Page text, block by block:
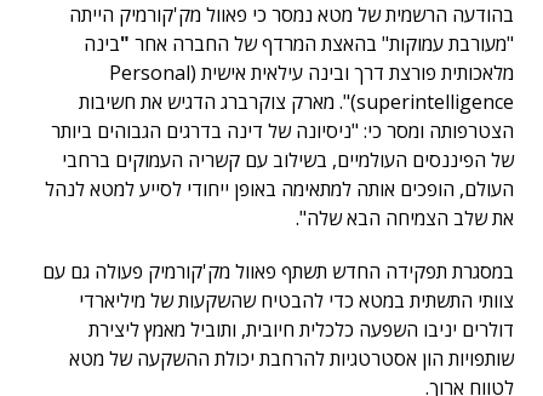
בהודעה הרשמית של מטא נמסר כי פאוול מק'קורמיק הייתה
"מעורבת עמוקות" בהאצת המרדף של החברה אחר "בינה
מלאכותית פורצת דרך ובינה עילאית אישית (Personal
superintelligence) ". מארק צוקרברג הדגיש את חשיבות
הצטרפותה ומסר כי: "ניסיונה של דינה בדרגים הגבוהים ביותר
של הפיננסים העולמיים, בשילוב עם קשריה העמוקים ברחבי
העולם, הופכים אותה למתאימה באופן ייחודי לסייע למטא לנהל
את שלב הצמיחה הבא שלה".
במסגרת תפקידה החדש תשתף פאוול מק'קורמיק פעולה גם עם
צוותי התשתית במטא כדי להבטיח שהשקעות של מיליארדי
דולרים יניבו השפעה כלכלית חיובית, ותוביל מאמץ ליצירת
שותפויות הון אסטרטגיות להרחבת יכולת ההשקעה של מטא
לטווח ארוך.